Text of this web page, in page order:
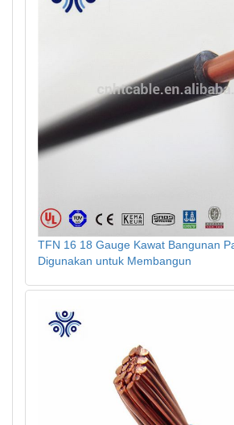
TFN 16 18 Gauge Kawat Bangunan
Digunakan untuk Membangun